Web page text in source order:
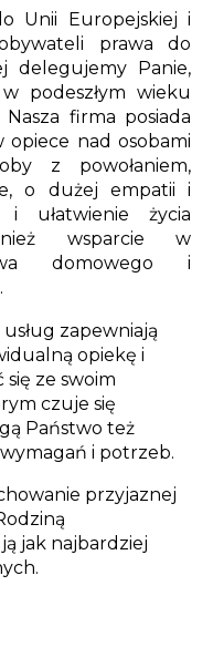
Unii Europejskiej i
prawa do
delegujemy Panie,
podeszłym wieku
firma posiada
opiece nad osobami
z powołaniem,
o dużej empatii i
i ułatwienie życia
wsparcie w
domowego i
zapewniają
opiekę i
się ze swoim
czuje się
Państwo też
i potrzeb.
przyjaznej
jak najbardziej